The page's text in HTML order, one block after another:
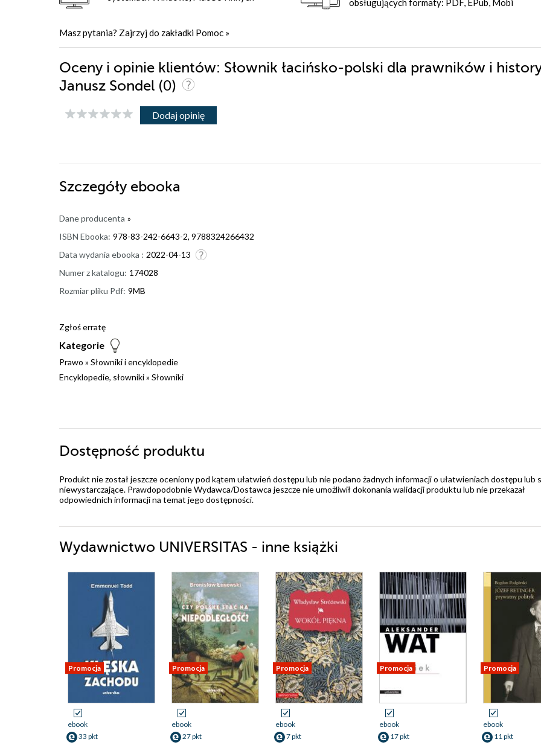
obsługujących formaty: PDF, EPub, Mobi
Masz pytania? Zajrzyj do zakładki Pomoc »
Oceny i opinie klientów: Słownik łacińsko-polski dla prawników i
Janusz Sondel (0)
Dodaj opinię
Szczegóły ebooka
Dane producenta »
ISBN Ebooka: 978-83-242-6643-2, 9788324266432
Data wydania ebooka : 2022-04-13
Numer z katalogu: 174028
Rozmiar pliku Pdf: 9MB
Zgłoś erratę
Kategorie
Prawo » Słowniki i encyklopedie
Encyklopedie, słowniki» Słowniki
Dostępność produktu
Produkt nie został jeszcze oceniony pod kątem ułatwień dostępu lub nie podano żadnych informacji o ułatwieniach dostępu lub
niewystarczające. Prawdopodobnie Wydawca/Dostawca jeszcze nie umożliwił dokonania walidacji produktu lub nie przekazał
odpowiednich informacji na temat jego dostępności.
Wydawnictwo UNIVERSITAS - inne książki
Promocja
ebook
33 pkt
Promocja
ebook
27 pkt
Promocja
ebook
7 pkt
Promocja
ebook
17 pkt
Promocja
ebook
11 pkt